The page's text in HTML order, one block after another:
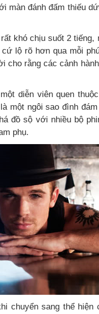
màn đánh đấm thiếu
khó chịu suốt 2
lộ rõ hơn qua mỗi
rằng các cảnh
diễn viên quen
một ngôi sao đình
đồ sộ với nhiều bộ
phụ.
chuyển sang thể hiện